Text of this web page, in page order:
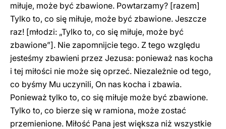
miłuje, może być zbawione. Powtarzamy? [razem]
Tylko to, co się miłuje, może być zbawione. Jeszcze
raz! [młodzi: „Tylko to, co się miłuje, może być
zbawione”]. Nie zapomnijcie tego. Z tego względu
jesteśmy zbawieni przez Jezusa: ponieważ nas kocha
i tej miłości nie może się oprzeć. Niezależnie od tego,
co byśmy Mu uczynili, On nas kocha i zbawia.
Ponieważ tylko to, co się miłuje może być zbawione.
Tylko to, co bierze się w ramiona, może zostać
przemienione. Miłość Pana jest większa niż wszystkie